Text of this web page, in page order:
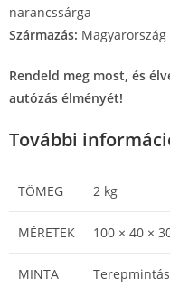
narancssárga
Származás: Magyarország
Rendeld meg most, és
autózás élményét!
További
TÖMEG 2 kg
MÉRETEK 100 × 40 ×
MINTA